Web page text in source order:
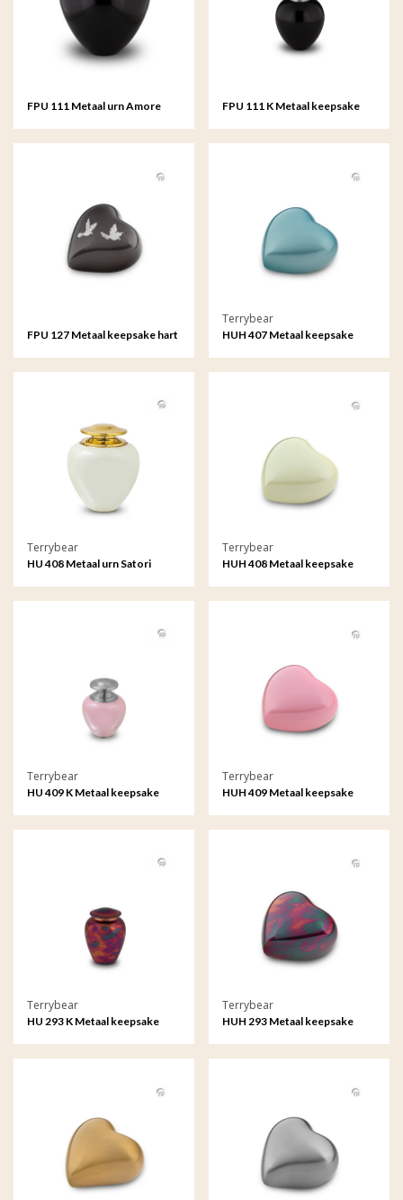
FPU 111 Metaal urn Amore
FPU 111 K Metaal keepsake
FPU 127 Metaal keepsake hart
Terrybear
HUH 407 Metaal keepsake
Terrybear
HU 408 Metaal urn Satori
Terrybear
HUH 408 Metaal keepsake
Terrybear
HU 409 K Metaal keepsake
Terrybear
HUH 409 Metaal keepsake
Terrybear
HU 293 K Metaal keepsake
Terrybear
HUH 293 Metaal keepsake